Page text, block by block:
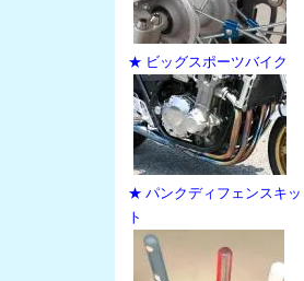
★ ビッグスポーツバイク
★ パンクディフェンスキッ
ト